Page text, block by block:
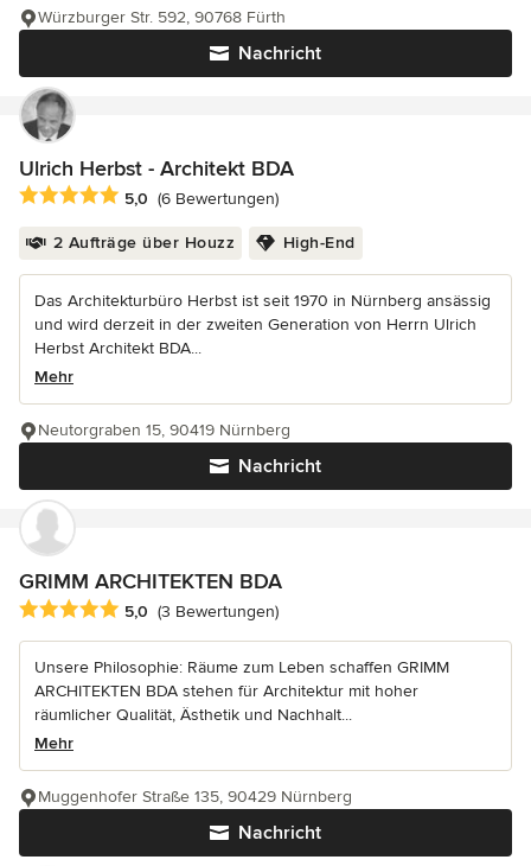
Nachricht
Würzburger Str. 592, 90768 Fürth
Ulrich Herbst - Architekt BDA
Durchschnittliche Bewertung: 5 von 5 Sternen
5,0 (6 Bewertungen)
2 Aufträge über Houzz High-End
Das Architekturbüro Herbst ist seit 1970 in Nürnberg ansässig
und wird derzeit in der zweiten Generation von Herrn Ulrich
Herbst Architekt BDA...
Mehr
Nachricht
Neutorgraben 15, 90419 Nürnberg
GRIMM ARCHITEKTEN BDA
Durchschnittliche Bewertung: 5 von 5 Sternen
5,0 (3 Bewertungen)
Unsere Philosophie: Räume zum Leben schaffen GRIMM
ARCHITEKTEN BDA stehen für Architektur mit hoher
räumlicher Qualität, Ästhetik und Nachhalt...
Mehr
Nachricht
Muggenhofer Straße 135, 90429 Nürnberg